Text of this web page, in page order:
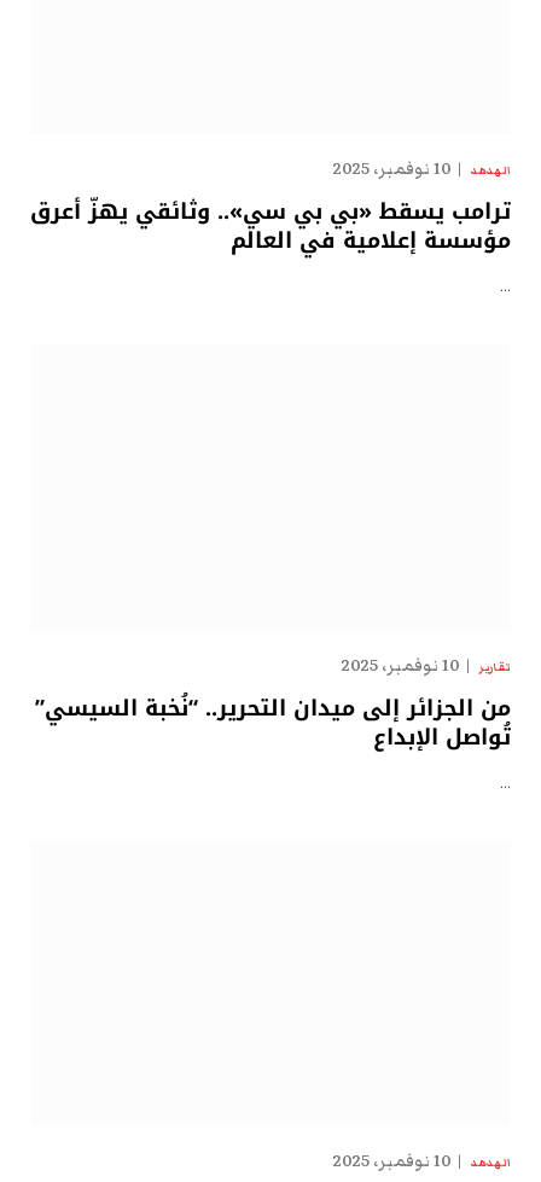
الهدهد 10 نوفمبر، 2025
ترامب يسقط «بي بي سي».. وثائقي يهزّ أعرق
مؤسسة إعلامية في العالم
…
تقارير 10 نوفمبر، 2025
من الجزائر إلى ميدان التحرير.. “نُخبة السيسي”
تُواصل الإبداع
…
الهدهد 10 نوفمبر، 2025